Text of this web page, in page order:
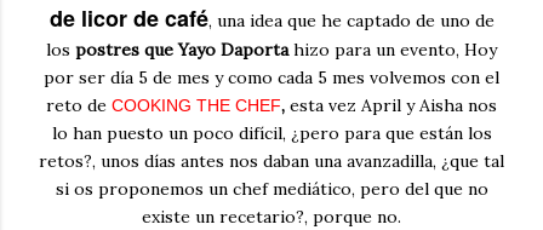
de licor de café, una idea que he captado de uno de
los postres que Yayo Daportahizo para un evento, Hoy
por ser día 5 de mes y como cada 5 mes volvemos con el
reto de COOKING THE CHEF, esta vez April y Aisha nos
lo han puesto un poco difícil, ¿pero para que están los
retos?, unos días antes nos daban una avanzadilla, ¿que tal
si os proponemos un chef mediático, pero del que no
existe un recetario?, porque no.